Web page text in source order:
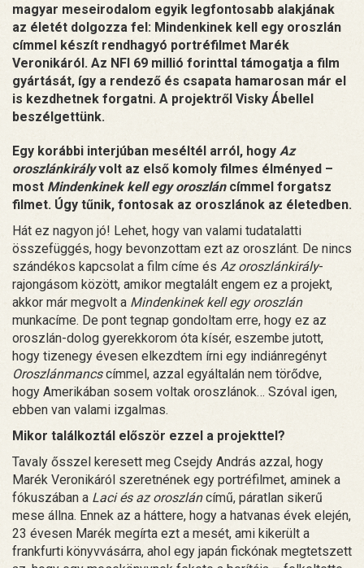
magyar meseirodalom egyik legfontosabb alakjának
az életét dolgozza fel: Mindenkinek kell egy oroszlán
címmel készít rendhagyó portréfilmet Marék
Veronikáról. Az NFI 69 millió forinttal támogatja a film
gyártását, így a rendező és csapata hamarosan már el
is kezdhetnek forgatni. A projektről Visky Ábellel
beszélgettünk.
Egy korábbi interjúban meséltél arról, hogy Az
oroszlánkirályvolt az első komoly filmes élményed –
most Mindenkinek kell egy oroszláncímmel forgatsz
filmet. Úgy tűnik, fontosak az oroszlánok az életedben.
Hát ez nagyon jó! Lehet, hogy van valami tudatalatti
összefüggés, hogy bevonzottam ezt az oroszlánt. De nincs
szándékos kapcsolat a film címe és Az oroszlánkirály-
rajongásom között, amikor megtalált engem ez a projekt,
akkor már megvolt a Mindenkinek kell egy oroszlán
munkacíme. De pont tegnap gondoltam erre, hogy ez az
oroszlán-dolog gyerekkorom óta kísér, eszembe jutott,
hogy tizenegy évesen elkezdtem írni egy indiánregényt
Oroszlánmancscímmel, azzal egyáltalán nem törődve,
hogy Amerikában sosem voltak oroszlánok… Szóval igen,
ebben van valami izgalmas.
Mikor találkoztál először ezzel a projekttel?
Tavaly ősszel keresett meg Csejdy András azzal, hogy
Marék Veronikáról szeretnének egy portréfilmet, aminek a
fókuszában a Laci és az oroszláncímű, páratlan sikerű
mese állna. Ennek az a háttere, hogy a hatvanas évek elején,
23 évesen Marék megírta ezt a mesét, ami kikerült a
frankfurti könyvvásárra, ahol egy japán fickónak megtetszett